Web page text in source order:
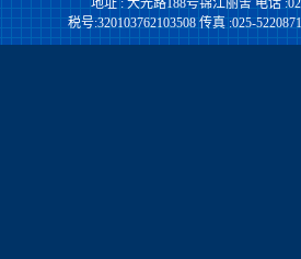
地址 : 大光路188号锦江丽舍 电话
税号:320103762103508 传真 :025-